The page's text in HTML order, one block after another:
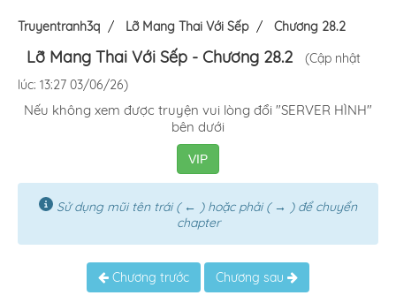
Truyentranh3q Lỡ Mang Thai Với Sếp Chương 28.2
Lỡ Mang Thai Với Sếp - Chương 28.2
(Cập nhật
lúc: 13:27 03/06/26)
Nếu không xem được truyện vui lòng đổi "SERVER HÌNH"
bên dưới
VIP
Sử dụng mũi tên trái ( ← ) hoặc phải ( → ) để chuyển
chapter
Chương trước Chương sau